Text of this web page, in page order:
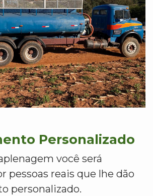
Personalizado
você será
pessoas reais que lhe dão
personalizado.